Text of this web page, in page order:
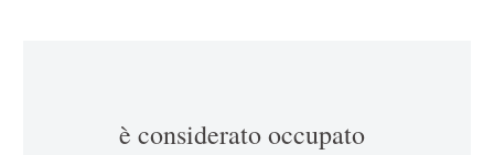
è considerato occupato